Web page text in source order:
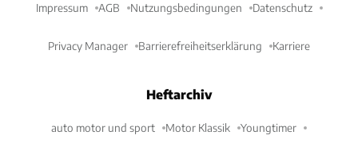
Impressum AGB Nutzungsbedingungen Datenschutz
Privacy Manager Barrierefreiheitserklärung Karriere
Heftarchiv
auto motor und sport Motor Klassik Youngtimer